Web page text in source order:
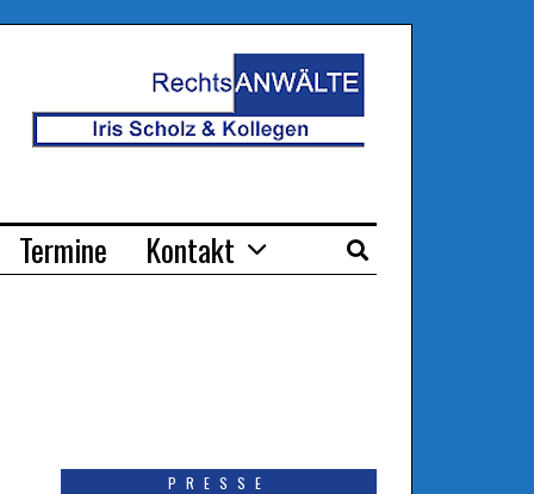
Termine Kontakt
PRESSE